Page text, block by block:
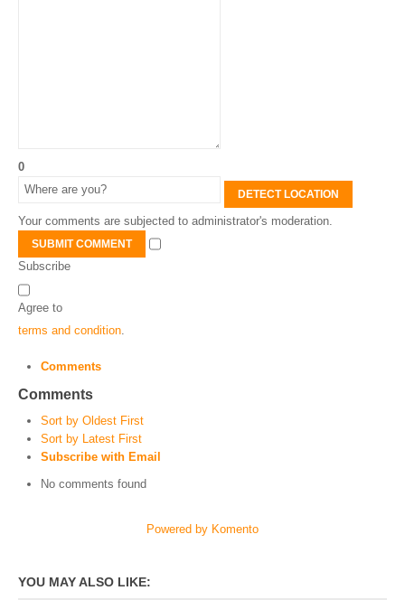
0
DETECT LOCATION
Your comments are subjected to administrator's moderation.
SUBMIT COMMENT
Subscribe
Agree to
terms and condition
Comments
Comments
Sort by Oldest First
Sort by Latest First
Subscribe with Email
No comments found
Powered by Komento
YOU MAY ALSO LIKE: